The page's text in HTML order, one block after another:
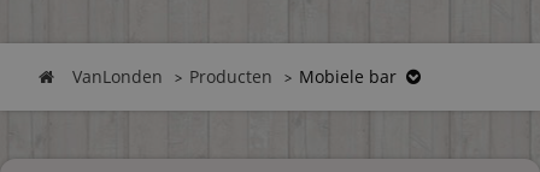
VanLonden Producten Mobiele bar